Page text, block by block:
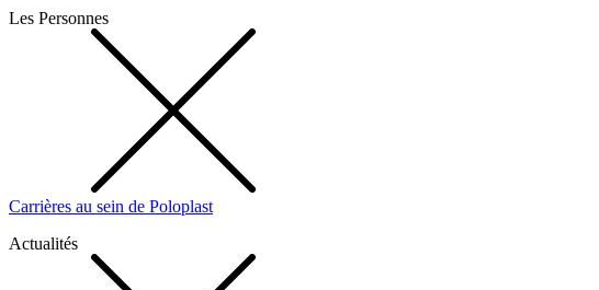
Les Personnes
Carrières au sein de Poloplast
Actualités